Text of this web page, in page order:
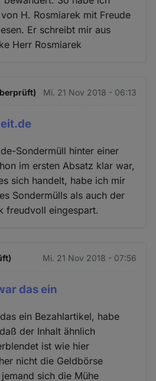
H. Rosmiarek mit Freude
Er schreibt mir aus
Herr Rosmiarek
Mi. 21 Nov 2018 - 06:13
Sondermüll hinter einer
im ersten Absatz klar war,
sich handelt, habe ich mir
Sondermülls als auch der
freudvoll eingespart.
Mi. 21 Nov 2018 - 07:56
das ein
ein Bezahlartikel, habe
der Inhalt ähnlich
ist wie hier
nicht die Geldbörse
sich die Mühe